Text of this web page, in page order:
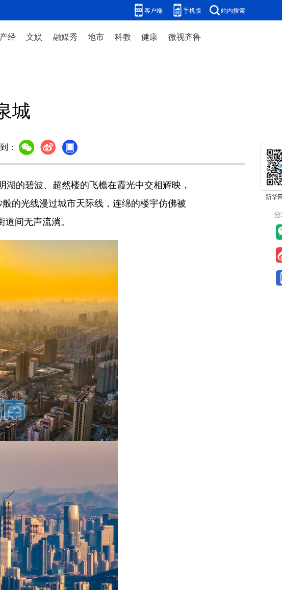
客户端 手机版 站内搜索
经 文娱 融媒秀 地市 科教 健康 微视齐鲁
城
：
的碧波、超然楼的飞檐在霞光中交相辉映，
的光线漫过城市天际线，连绵的楼宇仿佛被
间无声流淌。